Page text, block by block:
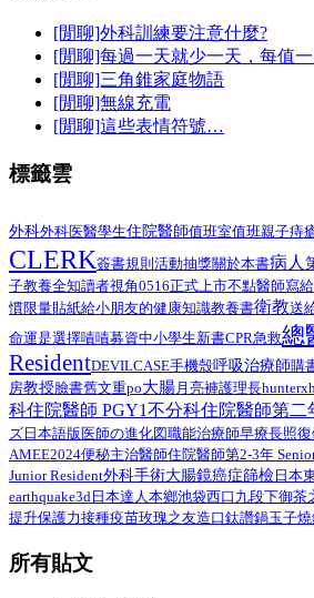
[閒聊]外科訓練要注意什麼?
[閒聊]每過一天就少一天，每值
[閒聊]三角錐家庭物語
[閒聊]無線充電
[閒聊]這些表情符號…
標籤雲
外科外科医醫學生住院醫師值班室值班親子痔
CLERK簽書規則 活動抽獎關於本書病人
子教養全知讀者視角0516正式上市不點醫師寫
慣限量貼紙給小朋友的健康知識教養書衛教送
命運是選擇嘖嘖募資中小學生新書CPR急救總
ResidentDEVILCASE手機殼呼吸治療師購
房教授臉書舊文重po大腸 月亮褲護理長
科住院醫師 PGY1不分科住院醫師第二
ズ日本語版医師の進化図職能治療師早療長照復
AMEE2024便秘主治醫師住院醫師第2-3年
Junior Resident外科手術大腸鏡癌症篩檢 日本
earthquake3d 日本達人本鄉池袋西口 九段下御茶
提升保護力接種疫苗玫瑰之友造口鈦讚鍋玉子
所有貼文